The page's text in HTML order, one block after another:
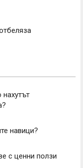
навици?
с ценни ползи